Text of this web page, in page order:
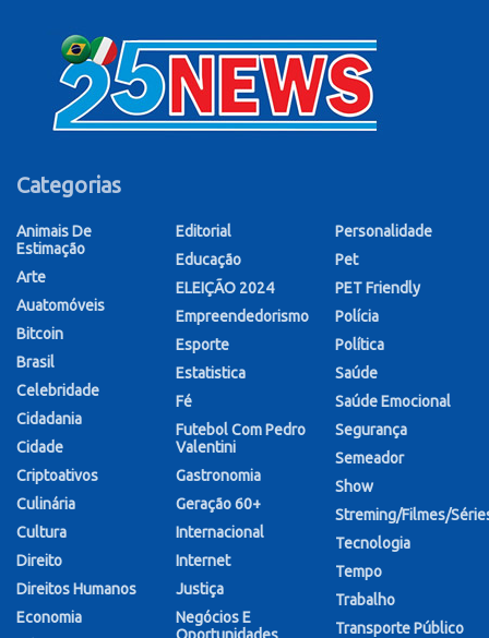
Categorias
Animais De
Estimação
Arte
Auatomóveis
Bitcoin
Brasil
Celebridade
Cidadania
Cidade
Criptoativos
Culinária
Cultura
Direito
Direitos Humanos
Economia
Editorial
Educação
ELEIÇÃO 2024
Empreendedorismo
Esporte
Estatistica
Fé
Futebol Com Pedro
Valentini
Gastronomia
Geração 60+
Internacional
Internet
Justiça
Negócios E
Personalidade
Pet
PET Friendly
Polícia
Política
Saúde
Saúde Emocional
Segurança
Semeador
Show
Streming/Filmes/
Tecnologia
Tempo
Trabalho
Transporte Público